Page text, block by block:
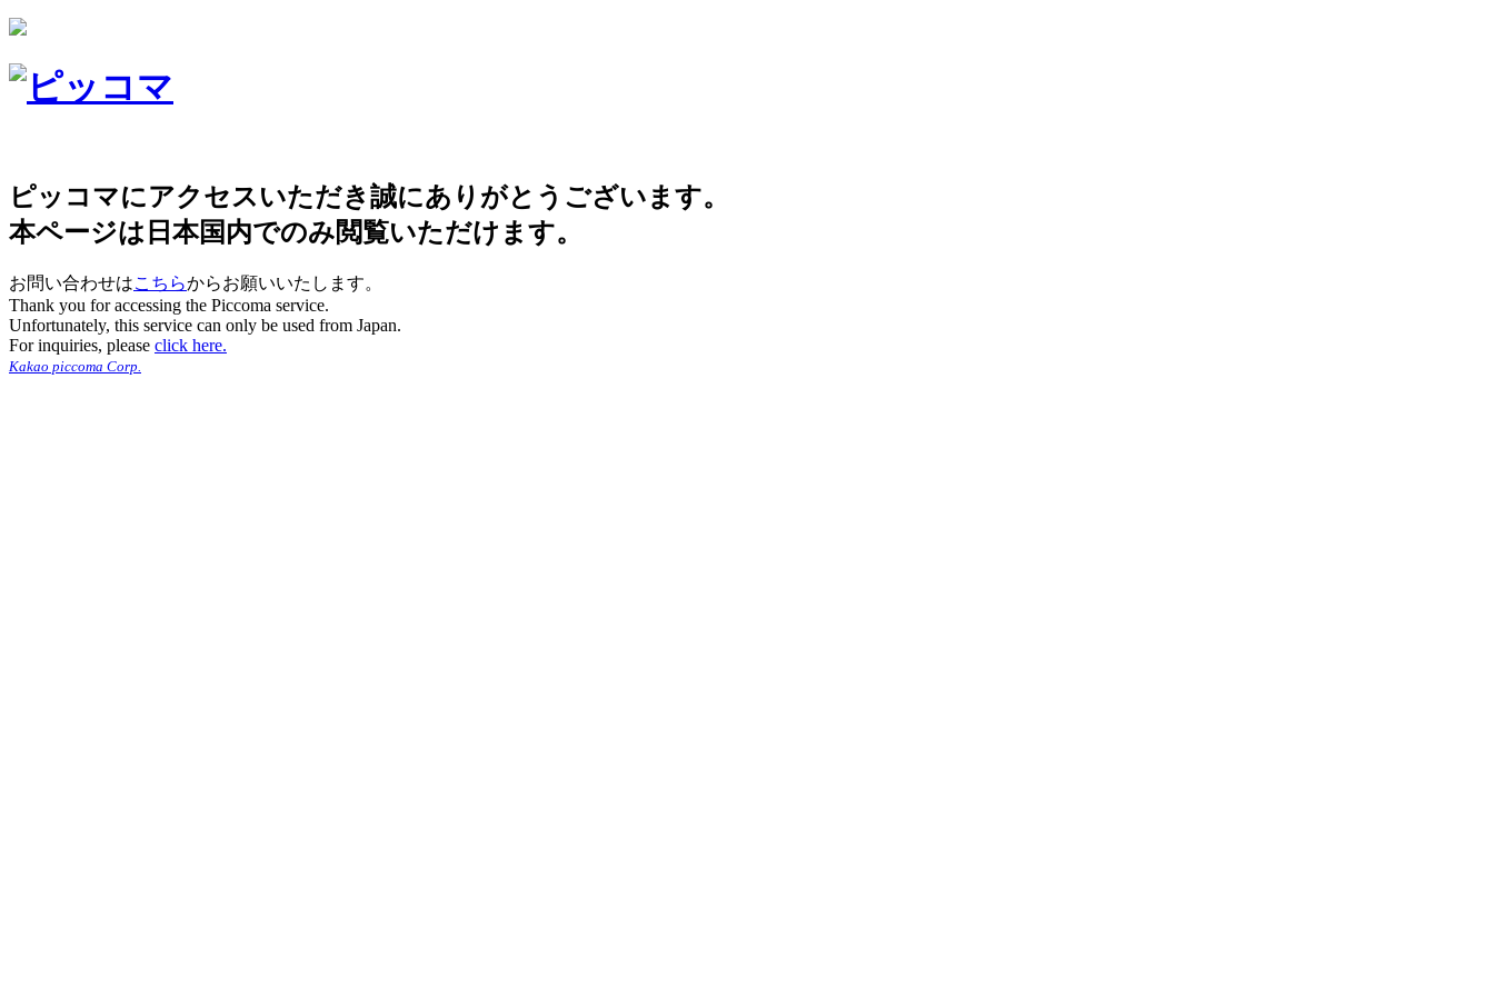
ピッコマにアクセスいただき誠にありがとうございます。
本ページは日本国内でのみ閲覧いただけます。
お問い合わせはこちらからお願いいたします。
Thank you for accessing the Piccoma service.
Unfortunately, this service can only be used from Japan.
For inquiries, please click here.
Kakao piccoma Corp.